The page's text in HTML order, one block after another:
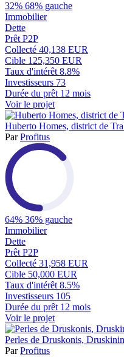
32% 68% gauche
Immobilier
Dette
Prêt P2P
Collecté 40,138 EUR
Cible 125,350 EUR
Taux d'intérêt 8.8%
Investisseurs 73
Durée du prêt 12 mois
Voir le projet
Huberto Homes, district de
ParProfitus
64% 36% gauche
Immobilier
Dette
Prêt P2P
Collecté 31,958 EUR
Cible 50,000 EUR
Taux d'intérêt 8.5%
Investisseurs 105
Durée du prêt 12 mois
Voir le projet
Perles de Druskonis,
ParProfitus